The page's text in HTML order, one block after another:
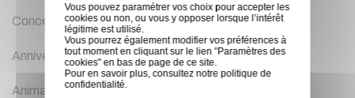
Concerts, festivals et spectacles
Anniversaires et fêtes privées
Animations commerciales et événements festifs
Vous pouvez paramétrer vos choix pour accepter les
cookies ou non, ou vous y opposer lorsque l’intérêt
légitime est utilisé.
Vous pourrez également modifier vos préférences à
tout moment en cliquant sur le lien "Paramètres des
cookies" en bas de page de ce site.
Pour en savoir plus, consultez notrepolitique de
confidentialité